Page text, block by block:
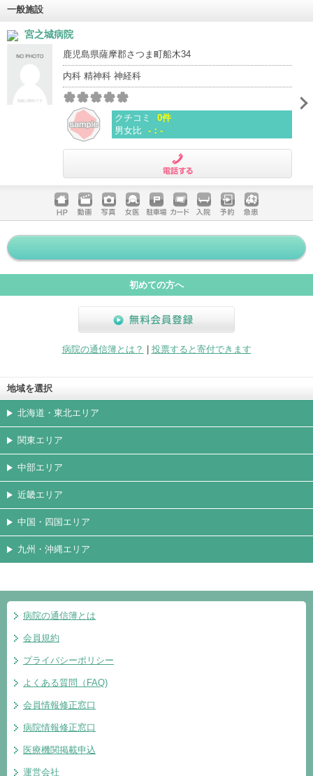
一般施設
宮之城病院
鹿児島県薩摩郡さつま町船木34
内科 精神科 神経科
クチコミ
0件
男女比 -：-
ホームペ
ージ
動画 写真 女医 駐車場
クレジッ
トカード
入院 予約 急患
初めての方へ
病院の通信簿とは？
投票すると寄付できます
地域を選択
北海道・東北エリア
関東エリア
中部エリア
近畿エリア
中国・四国エリア
九州・沖縄エリア
病院の通信簿とは
会員規約
プライバシーポリシー
よくある質問（FAQ)
会員情報修正窓口
病院情報修正窓口
医療機関掲載申込
運営会社